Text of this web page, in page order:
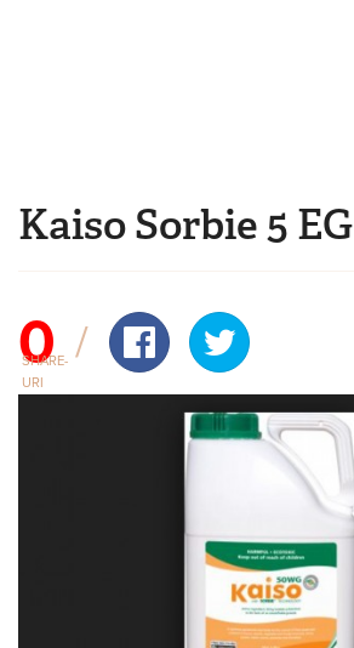
Eşti aici
Kaiso Sorbie 5 EG
0
SHARE-
URI